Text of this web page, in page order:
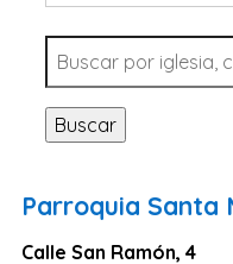
Tarragona
Navarra
Valladolid
Sevilla
Santa Cruz de
Cantabria
Buscar
Parroquia Santa
Calle San Ramón, 4